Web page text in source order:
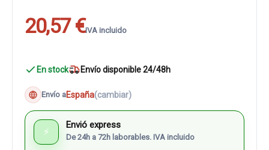
20,57 €IVA incluido
En stock Envío disponible 24/48h
Envío aEspaña(cambiar)
⚡
Envió express
De 24h a 72h laborables. IVA incluido